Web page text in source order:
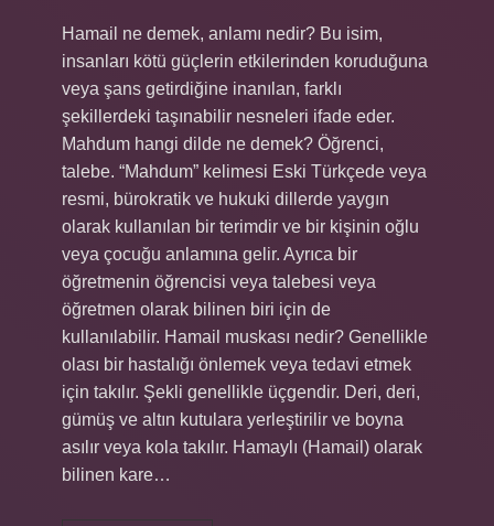
Hamail ne demek, anlamı nedir? Bu isim,
insanları kötü güçlerin etkilerinden koruduğuna
veya şans getirdiğine inanılan, farklı
şekillerdeki taşınabilir nesneleri ifade eder.
Mahdum hangi dilde ne demek? Öğrenci,
talebe. “Mahdum” kelimesi Eski Türkçede veya
resmi, bürokratik ve hukuki dillerde yaygın
olarak kullanılan bir terimdir ve bir kişinin oğlu
veya çocuğu anlamına gelir. Ayrıca bir
öğretmenin öğrencisi veya talebesi veya
öğretmen olarak bilinen biri için de
kullanılabilir. Hamail muskası nedir? Genellikle
olası bir hastalığı önlemek veya tedavi etmek
için takılır. Şekli genellikle üçgendir. Deri, deri,
gümüş ve altın kutulara yerleştirilir ve boyna
asılır veya kola takılır. Hamaylı (Hamail) olarak
bilinen kare…